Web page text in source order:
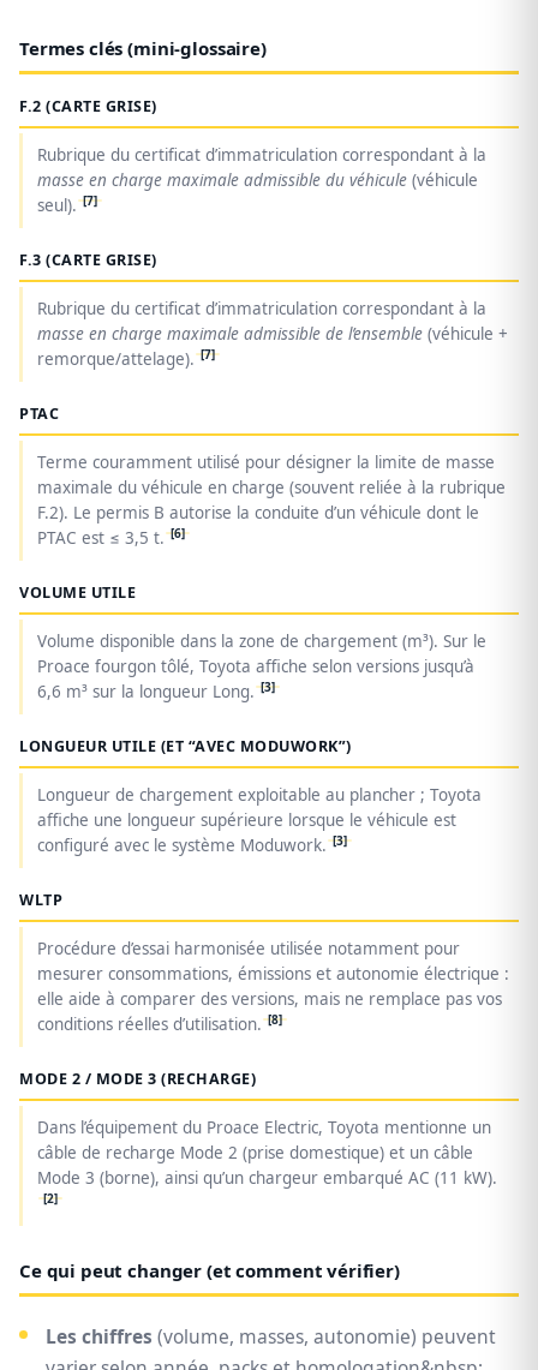
Termes clés (mini-glossaire)
F.2 (CARTE GRISE)
Rubrique du certificat d’immatriculation correspondant à la
masse en charge maximale admissible du véhicule (véhicule
seul). [7]
F.3 (CARTE GRISE)
Rubrique du certificat d’immatriculation correspondant à la
masse en charge maximale admissible de l’ensemble (véhicule +
remorque/attelage). [7]
PTAC
Terme couramment utilisé pour désigner la limite de masse
maximale du véhicule en charge (souvent reliée à la rubrique
F.2). Le permis B autorise la conduite d’un véhicule dont le
PTAC est ≤ 3,5 t. [6]
VOLUME UTILE
Volume disponible dans la zone de chargement (m³). Sur le
Proace fourgon tôlé, Toyota affiche selon versions jusqu’à
6,6 m³ sur la longueur Long. [3]
LONGUEUR UTILE (ET “AVEC MODUWORK”)
Longueur de chargement exploitable au plancher ; Toyota
affiche une longueur supérieure lorsque le véhicule est
configuré avec le système Moduwork. [3]
WLTP
Procédure d’essai harmonisée utilisée notamment pour
mesurer consommations, émissions et autonomie électrique :
elle aide à comparer des versions, mais ne remplace pas vos
conditions réelles d’utilisation. [8]
MODE 2 / MODE 3 (RECHARGE)
Dans l’équipement du Proace Electric, Toyota mentionne un
câble de recharge Mode 2 (prise domestique) et un câble
Mode 3 (borne), ainsi qu’un chargeur embarqué AC (11 kW).
[2]
Ce qui peut changer (et comment vérifier)
Les chiffres (volume, masses, autonomie) peuvent